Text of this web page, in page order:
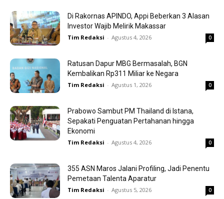
Di Rakornas APINDO, Appi Beberkan 3 Alasan
Investor Wajib Melirik Makassar
Tim Redaksi - Agustus 4, 2026 0
Ratusan Dapur MBG Bermasalah, BGN
Kembalikan Rp311 Miliar ke Negara
Tim Redaksi - Agustus 1, 2026 0
Prabowo Sambut PM Thailand di Istana,
Sepakati Penguatan Pertahanan hingga
Ekonomi
Tim Redaksi - Agustus 4, 2026 0
355 ASN Maros Jalani Profiling, Jadi Penentu
Pemetaan Talenta Aparatur
Tim Redaksi - Agustus 5, 2026 0